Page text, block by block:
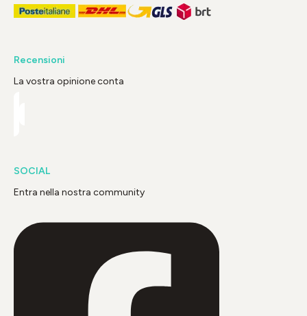
Recensioni
La vostra opinione conta
SOCIAL
Entra nella nostra community